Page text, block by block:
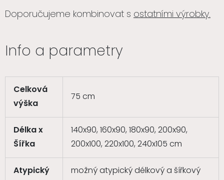
Doporučujeme kombinovat s ostatními výrobky.
Info a parametry
Celková
výška
75 cm
Délka x
Šířka
140x90, 160x90, 180x90, 200x90,
200x100, 220x100, 240x105 cm
Atypický
možný atypický délkový a šířkový